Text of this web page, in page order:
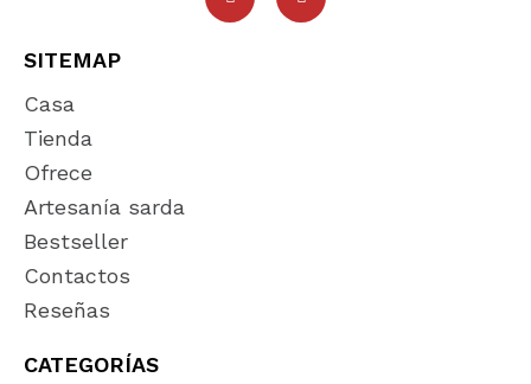
SITEMAP
Casa
Tienda
Ofrece
Artesanía sarda
Bestseller
Contactos
Reseñas
CATEGORÍAS